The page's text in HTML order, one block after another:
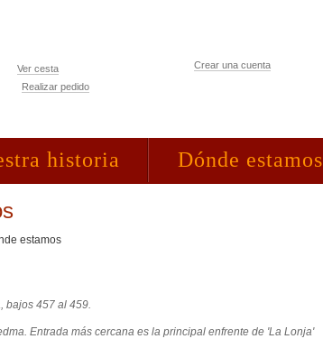
Crear una cuenta
Ver cesta
Realizar pedido
historia Dónde estamos
estamos
bajos 457 al 459.
Entrada más cercana es la principal enfrente de 'La Lonja'